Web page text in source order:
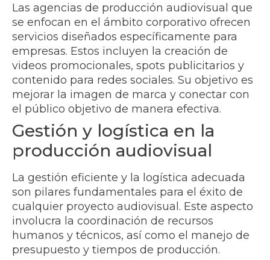
Las agencias de producción audiovisual que
se enfocan en el ámbito corporativo ofrecen
servicios diseñados específicamente para
empresas. Estos incluyen la creación de
videos promocionales, spots publicitarios y
contenido para redes sociales. Su objetivo es
mejorar la imagen de marca y conectar con
el público objetivo de manera efectiva.
Gestión y logística en la
producción audiovisual
La gestión eficiente y la logística adecuada
son pilares fundamentales para el éxito de
cualquier proyecto audiovisual. Este aspecto
involucra la coordinación de recursos
humanos y técnicos, así como el manejo de
presupuesto y tiempos de producción.